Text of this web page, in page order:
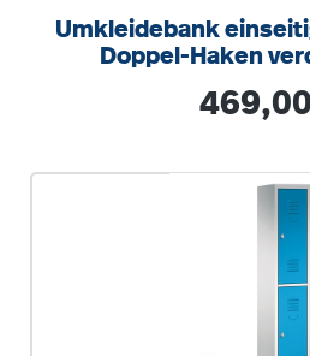
Umkleidebank
Doppel-Haken
Regulärer